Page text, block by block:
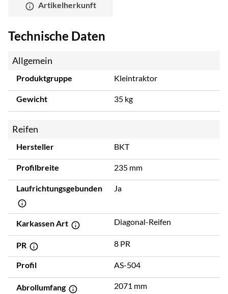
Artikelherkunft
Technische Daten
Allgemein
Produktgruppe Kleintraktor
Gewicht 35 kg
Reifen
Hersteller BKT
Profilbreite 235 mm
Laufrichtungsgebunden Ja
Karkassen Art Diagonal-Reifen
PR 8 PR
Profil AS-504
Abrollumfang 2071 mm